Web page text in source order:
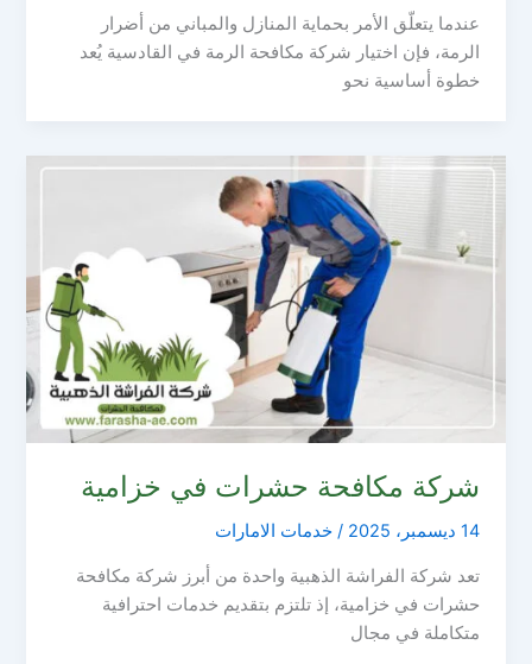
عندما يتعلّق الأمر بحماية المنازل والمباني من أضرار
الرمة، فإن اختيار شركة مكافحة الرمة في القادسية يُعد
خطوة أساسية نحو
شركة مكافحة حشرات في خزامية
14 ديسمبر، 2025 /خدمات الامارات
تعد شركة الفراشة الذهبية واحدة من أبرز شركة مكافحة
حشرات في خزامية، إذ تلتزم بتقديم خدمات احترافية
متكاملة في مجال